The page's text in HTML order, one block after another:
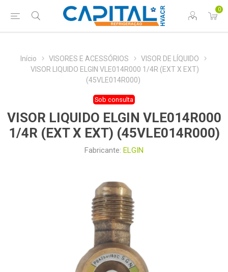
0
Início VISORES E ACESSÓRIOS
VISOR DE LÍQUIDO
VISOR LIQUIDO ELGIN VLE014R000 1/4R (EXT X EXT)
(45VLE014R000)
Sob consulta
VISOR LIQUIDO ELGIN VLE014R000
1/4R (EXT X EXT) (45VLE014R000)
Fabricante: ELGIN